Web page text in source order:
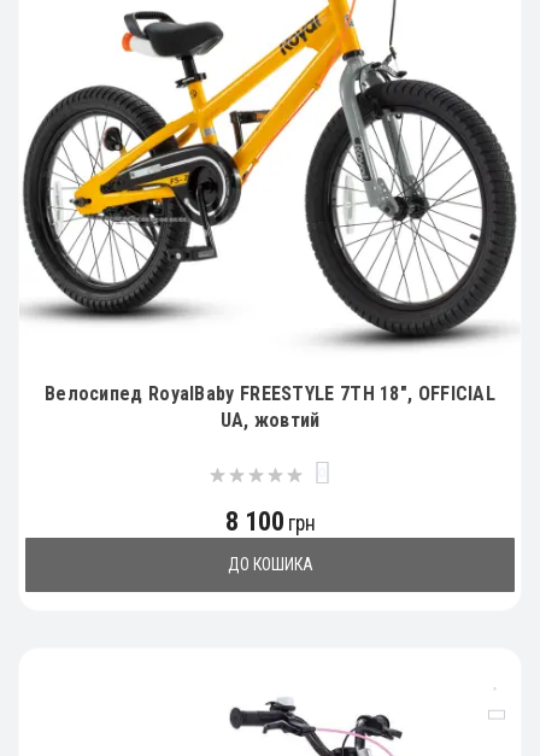
Велосипед RoyalBaby FREESTYLE 7TH 18", OFFICIAL
UA, жовтий
8 100 грн
ДО КОШИКА